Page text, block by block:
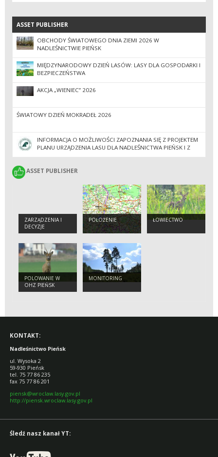
ASSET PUBLISHER
ASSET PUBLISHER
OBCHODY ŚWIATOWEGO DNIA ZIEMI 2026 W
NADLEŚNICTWIE PIEŃSK
MIĘDZYNARODOWY DZIEŃ LASÓW: LASY DLA GOSPODARKI I
BEZPIECZEŃSTWA
AKCJA „WIENIEC” 2026
ŚWIATOWY DZIEŃ MOKRADEŁ 2026
INFORMACJA O MOŻLIWOŚCI ZAPOZNANIA SIĘ Z PROJEKTEM
PLANU URZĄDZENIA LASU DLA NADLEŚNICTWA PIEŃSK I Z
ASSET PUBLISHER
ASSET PUBLISHER
ZARZĄDZENIA I
DECYZJE
POŁOŻENIE ŁOWIECTWO
POLOWANIE W
OHZ PIEŃSK
MONITORING
KONTAKT:
Nadleśnictwo Pieńsk
ul. Wysoka 2
59-930 Pieńsk
tel. 75 77 86 235
fax 75 77 86 201
piensk@wroclaw.lasy.gov.pl
http://piensk.wroclaw.lasy.gov.pl
Śledź nasz kanał YT: